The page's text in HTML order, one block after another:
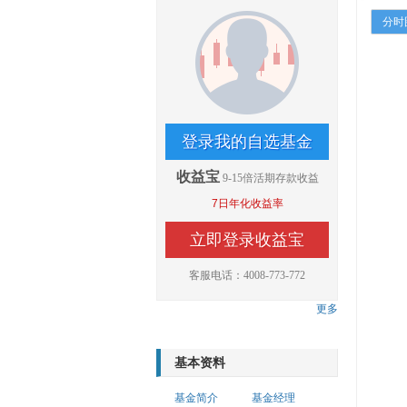
分时
登录我的自选基金
收益宝 9-15倍活期存款收益
7日年化收益率
立即登录收益宝
客服电话：4008-773-772
更多
基本资料
基金简介
基金经理